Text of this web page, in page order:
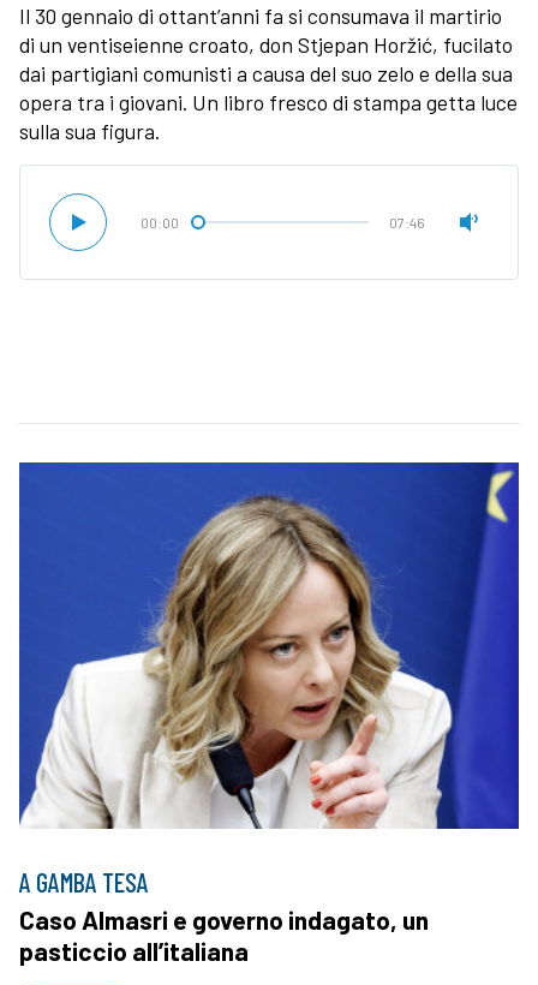
Il 30 gennaio di ottant’anni fa si consumava il martirio
di un ventiseienne croato, don Stjepan Horžić, fucilato
dai partigiani comunisti a causa del suo zelo e della sua
opera tra i giovani. Un libro fresco di stampa getta luce
sulla sua figura.
00:00 07:46
A GAMBA TESA
Caso Almasri e governo indagato, un
pasticcio all’italiana